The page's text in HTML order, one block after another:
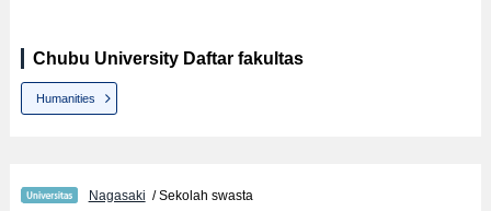
Chubu University Daftar fakultas
Humanities
Nagasaki / Sekolah swasta